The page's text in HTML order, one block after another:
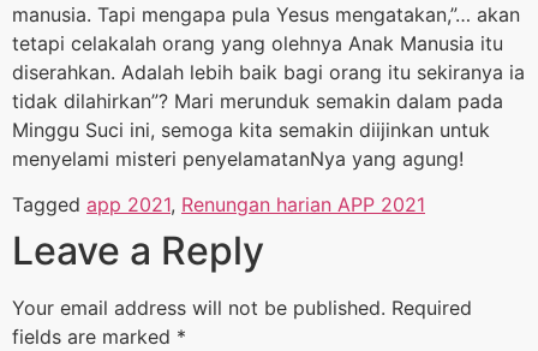
manusia. Tapi mengapa pula Yesus mengatakan,”… akan
tetapi celakalah orang yang olehnya Anak Manusia itu
diserahkan. Adalah lebih baik bagi orang itu sekiranya ia
tidak dilahirkan”? Mari merunduk semakin dalam pada
Minggu Suci ini, semoga kita semakin diijinkan untuk
menyelami misteri penyelamatanNya yang agung!
Tagged app 2021, Renungan harian APP 2021
Leave a Reply
Your email address will not be published. Required
fields are marked *